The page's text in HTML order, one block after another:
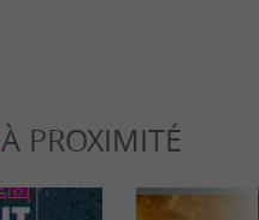
À PROXIMITÉ